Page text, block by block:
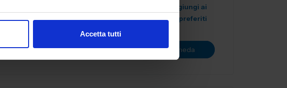
Accetta tutti
Aggiungi ai
preferiti
Vai alla scheda